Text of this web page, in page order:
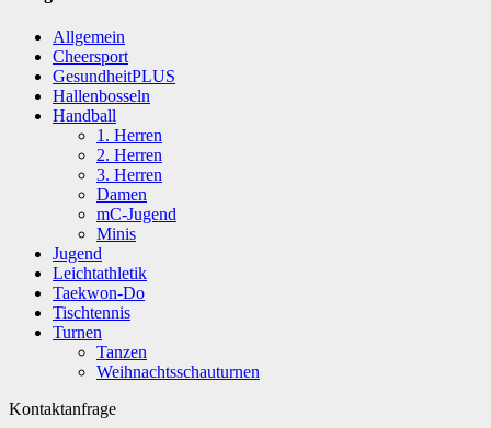
Allgemein
Cheersport
GesundheitPLUS
Hallenbosseln
Handball
1. Herren
2. Herren
3. Herren
Damen
mC-Jugend
Minis
Jugend
Leichtathletik
Taekwon-Do
Tischtennis
Turnen
Tanzen
Weihnachtsschauturnen
Kontaktanfrage